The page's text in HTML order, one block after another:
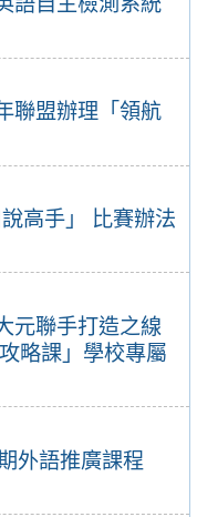
聯盟辦理「領航
高手」 比賽辦法
元聯手打造之線
略課」學校專屬
外語推廣課程